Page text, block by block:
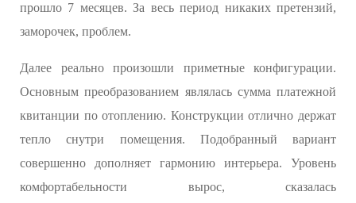
прошло 7 месяцев. За весь период никаких претензий,
заморочек, проблем.
Далее реально произошли приметные конфигурации.
Основным преобразованием являлась сумма платежной
квитанции по отоплению. Конструкции отлично держат
тепло снутри помещения. Подобранный вариант
совершенно дополняет гармонию интерьера. Уровень
комфортабельности вырос, сказалась